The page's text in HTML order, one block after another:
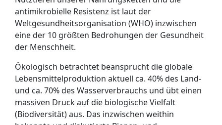
antimikrobielle Resistenz ist laut der
Weltgesundheitsorganisation (WHO) inzwischen
eine der 10 größten Bedrohungen der Gesundheit
der Menschheit.
Ökologisch betrachtet beansprucht die globale
Lebensmittelproduktion aktuell ca. 40% des Land-
und ca. 70% des Wasserverbrauchs und übt einen
massiven Druck auf die biologische Vielfalt
(Biodiversität) aus. Das inzwischen weithin